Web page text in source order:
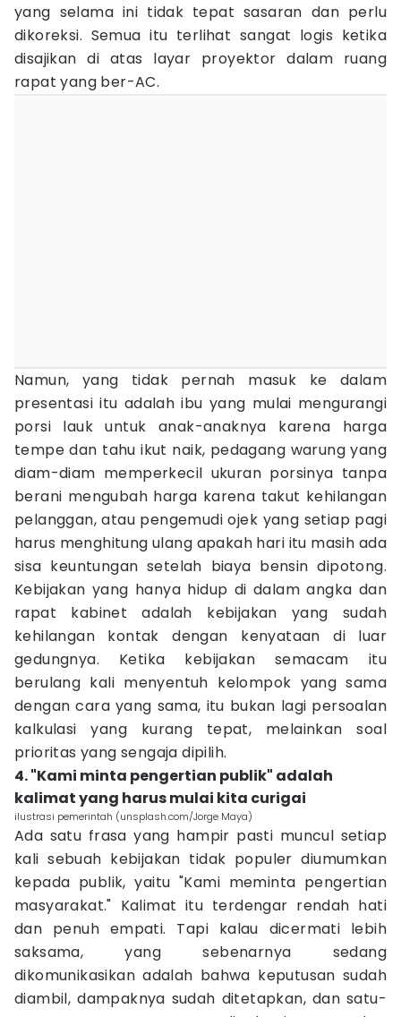
yang selama ini tidak tepat sasaran dan perlu
dikoreksi. Semua itu terlihat sangat logis ketika
disajikan di atas layar proyektor dalam ruang
rapat yang ber-AC.
Namun, yang tidak pernah masuk ke dalam
presentasi itu adalah ibu yang mulai mengurangi
porsi lauk untuk anak-anaknya karena harga
tempe dan tahu ikut naik, pedagang warung yang
diam-diam memperkecil ukuran porsinya tanpa
berani mengubah harga karena takut kehilangan
pelanggan, atau pengemudi ojek yang setiap pagi
harus menghitung ulang apakah hari itu masih ada
sisa keuntungan setelah biaya bensin dipotong.
Kebijakan yang hanya hidup di dalam angka dan
rapat kabinet adalah kebijakan yang sudah
kehilangan kontak dengan kenyataan di luar
gedungnya. Ketika kebijakan semacam itu
berulang kali menyentuh kelompok yang sama
dengan cara yang sama, itu bukan lagi persoalan
kalkulasi yang kurang tepat, melainkan soal
prioritas yang sengaja dipilih.
4. "Kami minta pengertian publik" adalah
kalimat yang harus mulai kita curigai
ilustrasi pemerintah (unsplash.com/Jorge Maya)
Ada satu frasa yang hampir pasti muncul setiap
kali sebuah kebijakan tidak populer diumumkan
kepada publik, yaitu "Kami meminta pengertian
masyarakat." Kalimat itu terdengar rendah hati
dan penuh empati. Tapi kalau dicermati lebih
saksama, yang sebenarnya sedang
dikomunikasikan adalah bahwa keputusan sudah
diambil, dampaknya sudah ditetapkan, dan satu-